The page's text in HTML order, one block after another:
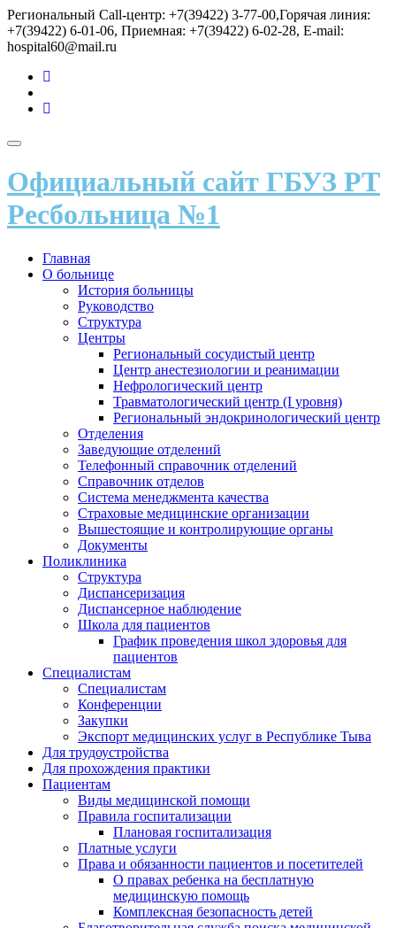
Перейти
к
содержимому
Региональный Call-центр: +7(39422) 3-77-00,Горячая линия:
+7(39422) 6-01-06, Приемная: +7(39422) 6-02-28, E-mail:
hospital60@mail.ru
fa-
send
fa-
Показать/
навигацию
Официальный сайт ГБУЗ РТ
Ресбольница №1
Главная
О больнице
История больницы
Руководство
Структура
Центры
Региональный сосудистый центр
Центр анестезиологии и реанимации
Нефрологический центр
Травматологический центр (I уровня)
Региональный эндокринологический центр
Отделения
Заведующие отделений
Телефонный справочник отделений
Справочник отделов
Система менеджмента качества
Страховые медицинские организации
Вышестоящие и контролирующие органы
Документы
Поликлиника
Структура
Диспансеризация
Диспансерное наблюдение
Школа для пациентов
График проведения школ здоровья для
пациентов
Специалистам
Специалистам
Конференции
Закупки
Экспорт медицинских услуг в Республике Тыва
Для трудоустройства
Для прохождения практики
Пациентам
Виды медицинской помощи
Правила госпитализации
Плановая госпитализация
Платные услуги
Права и обязанности пациентов и посетителей
О правах ребенка на бесплатную
медицинскую помощь
Комплексная безопасность детей